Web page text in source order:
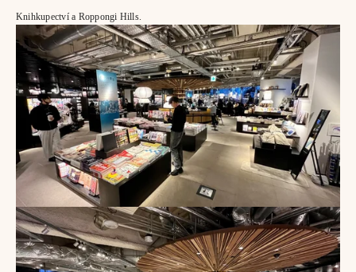
Knihkupectví a Roppongi Hills.